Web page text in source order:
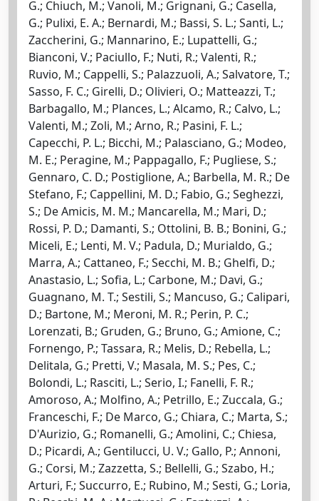
G.; Chiuch, M.; Vanoli, M.; Grignani, G.; Casella,
G.; Pulixi, E. A.; Bernardi, M.; Bassi, S. L.; Santi, L.;
Zaccherini, G.; Mannarino, E.; Lupattelli, G.;
Bianconi, V.; Paciullo, F.; Nuti, R.; Valenti, R.;
Ruvio, M.; Cappelli, S.; Palazzuoli, A.; Salvatore, T.;
Sasso, F. C.; Girelli, D.; Olivieri, O.; Matteazzi, T.;
Barbagallo, M.; Plances, L.; Alcamo, R.; Calvo, L.;
Valenti, M.; Zoli, M.; Arno, R.; Pasini, F. L.;
Capecchi, P. L.; Bicchi, M.; Palasciano, G.; Modeo,
M. E.; Peragine, M.; Pappagallo, F.; Pugliese, S.;
Gennaro, C. D.; Postiglione, A.; Barbella, M. R.; De
Stefano, F.; Cappellini, M. D.; Fabio, G.; Seghezzi,
S.; De Amicis, M. M.; Mancarella, M.; Mari, D.;
Rossi, P. D.; Damanti, S.; Ottolini, B. B.; Bonini, G.;
Miceli, E.; Lenti, M. V.; Padula, D.; Murialdo, G.;
Marra, A.; Cattaneo, F.; Secchi, M. B.; Ghelfi, D.;
Anastasio, L.; Sofia, L.; Carbone, M.; Davi, G.;
Guagnano, M. T.; Sestili, S.; Mancuso, G.; Calipari,
D.; Bartone, M.; Meroni, M. R.; Perin, P. C.;
Lorenzati, B.; Gruden, G.; Bruno, G.; Amione, C.;
Fornengo, P.; Tassara, R.; Melis, D.; Rebella, L.;
Delitala, G.; Pretti, V.; Masala, M. S.; Pes, C.;
Bolondi, L.; Rasciti, L.; Serio, I.; Fanelli, F. R.;
Amoroso, A.; Molfino, A.; Petrillo, E.; Zuccala, G.;
Franceschi, F.; De Marco, G.; Chiara, C.; Marta, S.;
D'Aurizio, G.; Romanelli, G.; Amolini, C.; Chiesa,
D.; Picardi, A.; Gentilucci, U. V.; Gallo, P.; Annoni,
G.; Corsi, M.; Zazzetta, S.; Bellelli, G.; Szabo, H.;
Arturi, F.; Succurro, E.; Rubino, M.; Sesti, G.; Loria,